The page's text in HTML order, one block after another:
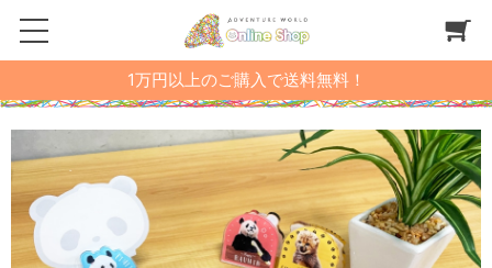
1万円以上のご購入で送料無料！